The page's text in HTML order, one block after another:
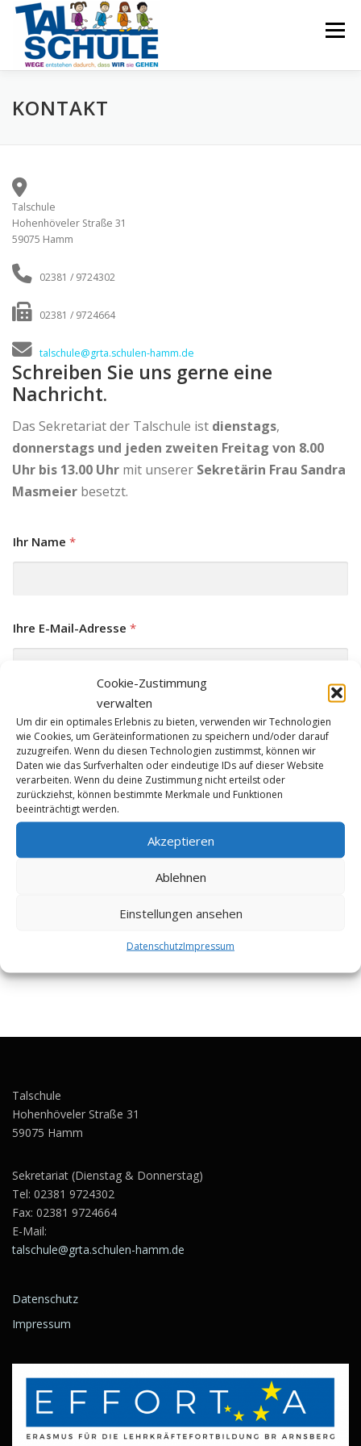
Cookie-Zustimmung
verwalten
Um dir ein optimales Erlebnis zu bieten, verwenden wir Technologien
wie Cookies, um Geräteinformationen zu speichern und/oder darauf
zuzugreifen. Wenn du diesen Technologien zustimmst, können wir
Daten wie das Surfverhalten oder eindeutige IDs auf dieser Website
verarbeiten. Wenn du deine Zustimmung nicht erteilst oder
zurückziehst, können bestimmte Merkmale und Funktionen
beeinträchtigt werden.
Akzeptieren
Ablehnen
Einstellungen ansehen
DatenschutzImpressum
Zum
springen
Menü
Start Schulprofil
KONTAKT
Talschule
Hohenhöveler Straße 31
59075 Hamm
02381 / 9724302
02381 / 9724664
talschule@grta.schulen-hamm.de
Schreiben Sie uns gerne eine
Nachricht.
Das Sekretariat der Talschule ist dienstags,
donnerstags und jeden zweiten Freitag von 8.00
Uhr bis 13.00 Uhr mit unserer Sekretärin Frau Sandra
Masmeier besetzt.
Ihr Name *
Ihre E-Mail-Adresse *
Ihre Nachricht *
Nachricht senden
Talschule
Hohenhöveler Straße 31
59075 Hamm
Sekretariat (Dienstag & Donnerstag)
Tel: 02381 9724302
Fax: 02381 9724664
E-Mail:
talschule@grta.schulen-hamm.de
Datenschutz
Impressum